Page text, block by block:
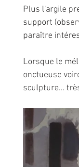
Plus l'argile
support
paraître
Lorsque le
onctueuse
sculpture...